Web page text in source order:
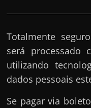
Totalmente
será processado
utilizando
dados pessoais
Se pagar via